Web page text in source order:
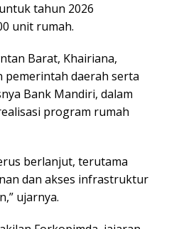
tahun 2026
unit rumah.
Barat, Khairiana,
pemerintah daerah serta
Bank Mandiri, dalam
program rumah
berlanjut, terutama
dan akses infrastruktur
ujarnya.